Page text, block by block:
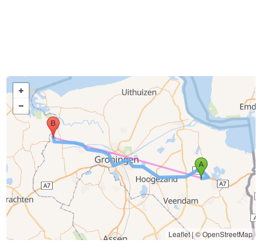
Leaflet|© OpenStreetMap